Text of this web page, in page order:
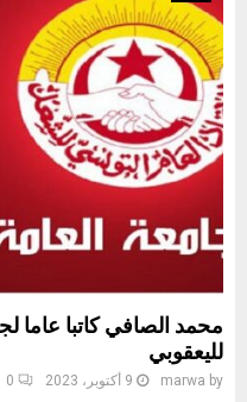
محمد الصافي كاتبا عاما
لليعقوبي
by
marwa 9 أكتوبر، 2023 0